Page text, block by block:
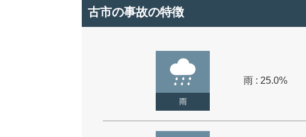
古市の事故の特徴
雨
雨 : 25.0%